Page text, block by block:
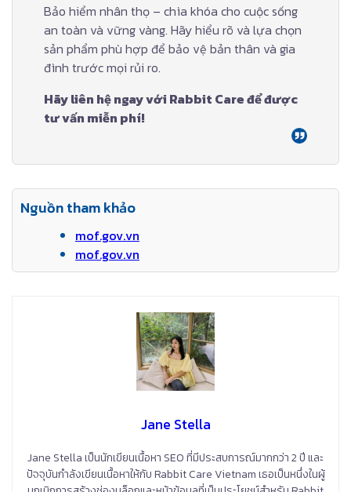
Bảo hiểm nhân thọ – chìa khóa cho cuộc sống
an toàn và vững vàng. Hãy hiểu rõ và lựa chọn
sản phẩm phù hợp để bảo vệ bản thân và gia
đình trước mọi rủi ro.
Hãy liên hệ ngay với Rabbit Care để được
tư vấn miễn phí!
Nguồn tham khảo
mof.gov.vn
mof.gov.vn
Jane Stella
Jane Stella เป็นนักเขียนเนื้อหา SEO ที่มีประสบการณ์มากกว่า 2 ปี และ
ปัจจุบันกำลังเขียนเนื้อหาให้กับ Rabbit Care Vietnam เธอเป็นหนึ่งในผู้